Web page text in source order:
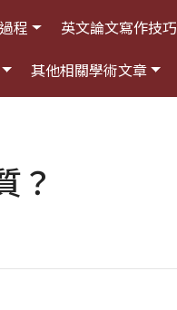
程 英文論文寫作技巧
其他相關學術文章
？